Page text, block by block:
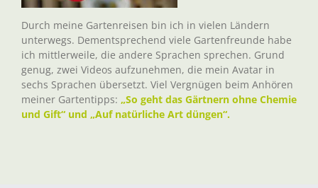
Durch meine Gartenreisen bin ich in vielen Ländern
unterwegs. Dementsprechend viele Gartenfreunde habe
ich mittlerweile, die andere Sprachen sprechen. Grund
genug, zwei Videos aufzunehmen, die mein Avatar in
sechs Sprachen übersetzt. Viel Vergnügen beim Anhören
meiner Gartentipps: „So geht das Gärtnern ohne Chemie
und Gift“ und „Auf natürliche Art düngen“.